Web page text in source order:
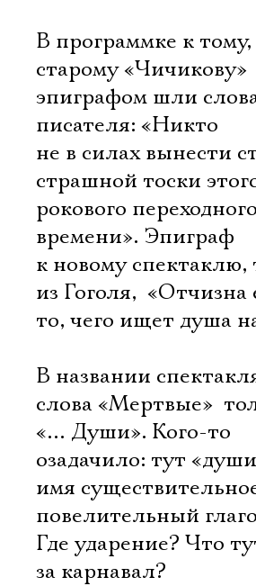
В программке к тому,
старому «Чичикову»
эпиграфом шли
писателя: «Никто
не в силах вынести
страшной тоски
рокового переходного
времени». Эпиграф
к новому спектаклю,
из Гоголя,  «Отчизна
то, чего ищет душа
В названии
слова «Мертвые» 
«… Души». Кого-то
озадачило: тут «души»
имя
повелительный
Где ударение? Что
за карнавал?